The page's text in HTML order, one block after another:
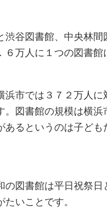
渋谷図書館、中央林
６万人に１つの図書館
浜市では３７２万人
。図書館の規模は横
あるというのは子ど
の図書館は平日祝祭
たいことです。